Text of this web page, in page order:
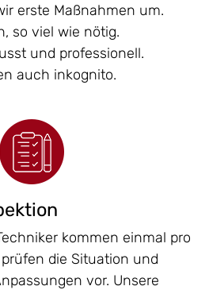
erste Maßnahmen um.
so viel wie nötig.
und professionell.
auch inkognito.
kommen einmal pro
die Situation und
vor. Unsere